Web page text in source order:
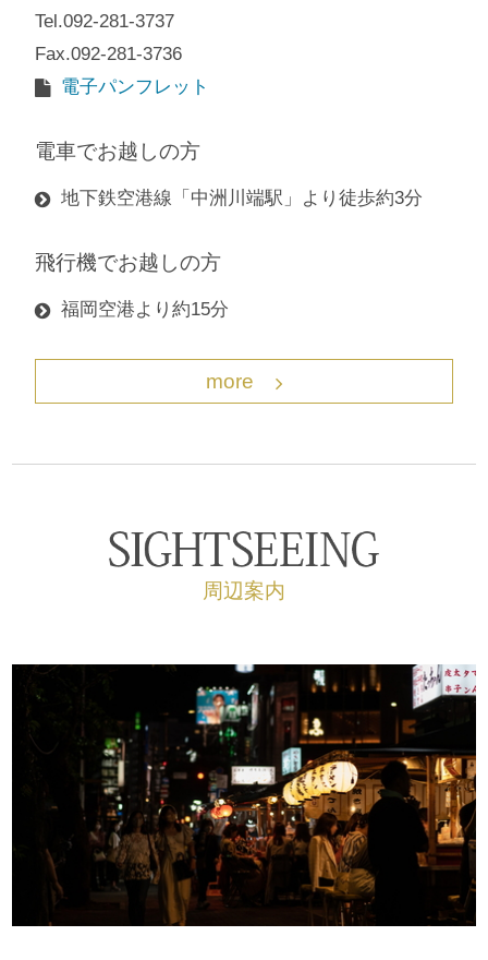
Tel.092-281-3737
Fax.092-281-3736
電子パンフレット
電車でお越しの方
地下鉄空港線「中洲川端駅」より徒歩約3分
飛行機でお越しの方
福岡空港より約15分
more
周辺案内